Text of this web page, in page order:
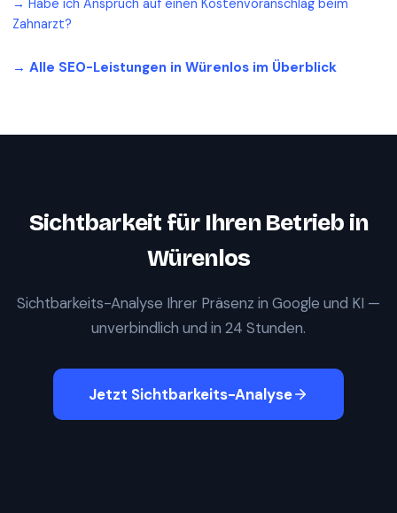
→ Habe ich Anspruch auf einen Kostenvoranschlag beim
Zahnarzt?
→ Alle SEO-Leistungen in Würenlos im Überblick
Sichtbarkeit für Ihren Betrieb in
Würenlos
Sichtbarkeits-Analyse Ihrer Präsenz in Google und KI —
unverbindlich und in 24 Stunden.
Jetzt Sichtbarkeits-Analyse